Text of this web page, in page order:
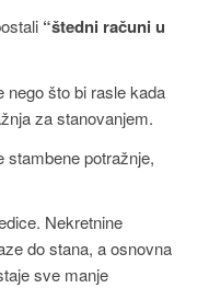
“štedni računi u
nego što bi rasle kada
za stanovanjem.
stambene potražnje,
Nekretnine
do stana, a osnovna
sve manje